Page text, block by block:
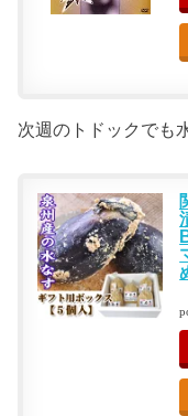
次週のトドックでも